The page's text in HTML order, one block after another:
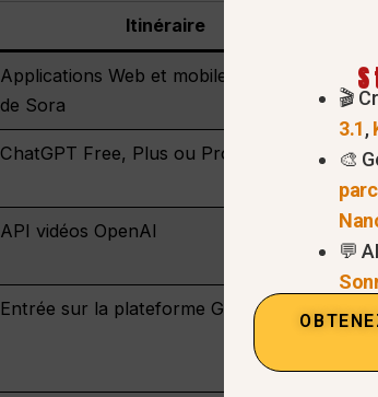
Itinéraire
Applications Web et mobiles officielles
de Sora
ChatGPT Free, Plus ou Pro
API vidéos OpenAI
Entrée sur la plateforme GlobalGPT
🎬
3.1,
🎨
💬